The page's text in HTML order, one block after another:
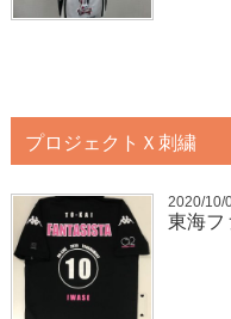
プロジェクトＸ刺繍
2020/10/
東海フ